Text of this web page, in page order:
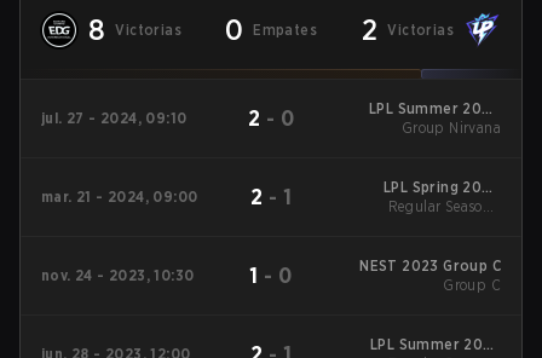
8 Victorias 0 Empates 2 Victorias
jul. 27 - 2024, 09:10 2 - 0
LPL Summer 2024
Group Nirvana
Group Nirvana
mar. 21 - 2024, 09:00 2 - 1
LPL Spring 2024
Regular Season
Regular Season -
nov. 24 - 2023, 10:30 1 - 0
NEST 2023 Group C
Group C
jun. 28 - 2023, 12:00
LPL Summer 2023